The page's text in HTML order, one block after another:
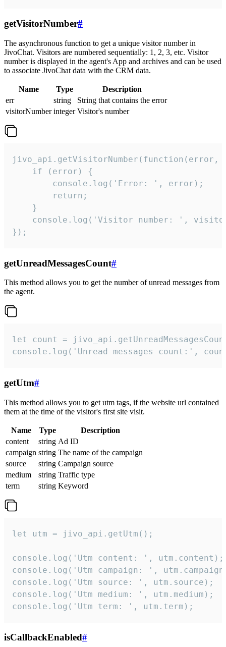
getVisitorNumber#
The asynchronous function to get a unique visitor number in
JivoChat. Visitors are numbered sequentially: 1, 2, 3, etc. Visitor
number is displayed in the agent's App and archives and can be used
to associate JivoChat data with the CRM data.
Name Type
Description
err
string
String that contains the error
visitorNumber integer Visitor's number
jivo_api.getVisitorNumber(function(error,
    if (error) {
        console.log('Error: ', error);
        return;
    }
console.log('Visitor number: ',
});
getUnreadMessagesCount#
This method allows you to get the number of unread messages from
the agent.
let count =
console.log('Unread messages count:',
getUtm#
This method allows you to get utm tags, if the website url contained
them at the time of the visitor's first site visit.
Name Type
Description
content
string Ad ID
campaign string The name of the campaign
source
string Campaign source
medium
string Traffic type
term
string Keyword
let utm = jivo_api.getUtm();
console.log('Utm content: ', utm.content);
console.log('Utm campaign: ',
console.log('Utm source: ', utm.source);
console.log('Utm medium: ', utm.medium);
console.log('Utm term: ', utm.term);
isCallbackEnabled#